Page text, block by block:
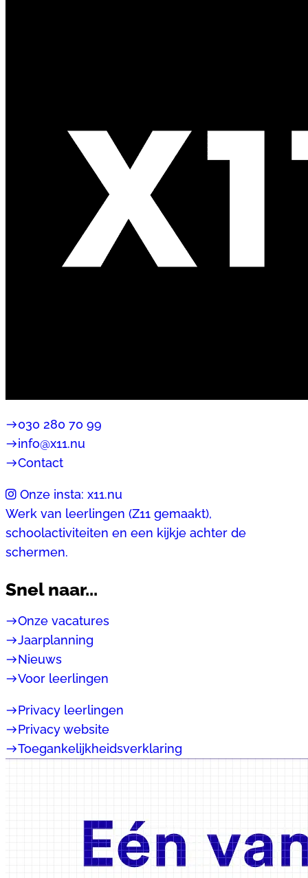
east030 280 70 99
eastinfo@x11.nu
eastContact
Onze insta: x11.nu
Werk van leerlingen (Z11 gemaakt),
schoolactiviteiten en een kijkje achter de
schermen.
Snel naar...
eastOnze vacatures
eastJaarplanning
eastNieuws
eastVoor leerlingen
eastPrivacy leerlingen
eastPrivacy website
eastToegankelijkheidsverklaring